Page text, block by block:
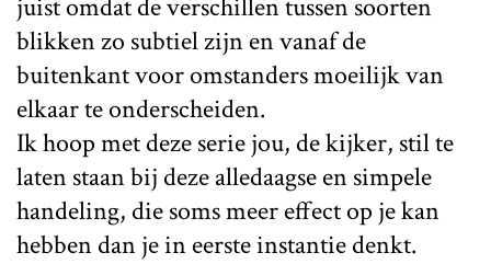
juist omdat de verschillen tussen soorten
blikken zo subtiel zijn en vanaf de
buitenkant voor omstanders moeilijk van
elkaar te onderscheiden.
Ik hoop met deze serie jou, de kijker, stil te
laten staan bij deze alledaagse en simpele
handeling, die soms meer effect op je kan
hebben dan je in eerste instantie denkt.